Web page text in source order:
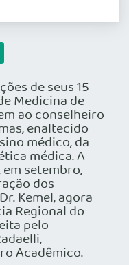
de seus 15
Medicina de
ao conselheiro
enaltecido
médico, da
médica. A
setembro,
dos
Kemel, agora
Regional do
pelo
Acadêmico.